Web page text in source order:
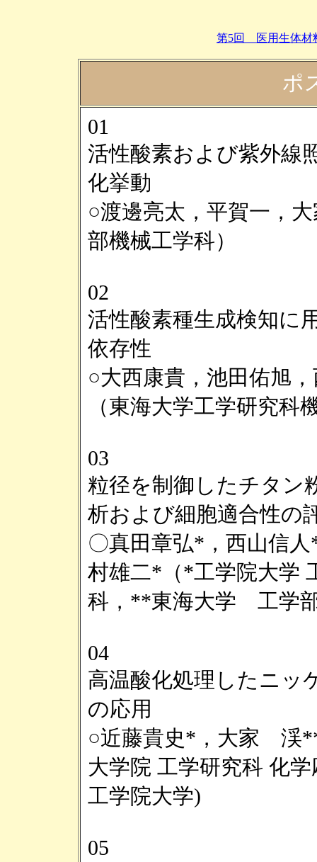
第5回 医用生体材
ポ
01
活性酸素および紫外線
化挙動
○渡邊亮太，平賀一，
部機械工学科）
02
活性酸素種生成検知に
依存性
○大西康貴，池田佑旭
（東海大学工学研究科
03
粒径を制御したチタン
析および細胞適合性の
〇真田章弘*，西山信
村雄二*（*工学院大学
科，**東海大学 工学
04
高温酸化処理したニッ
の応用
○近藤貴史*，大家 渓
大学院 工学研究科 化
工学院大学)
05